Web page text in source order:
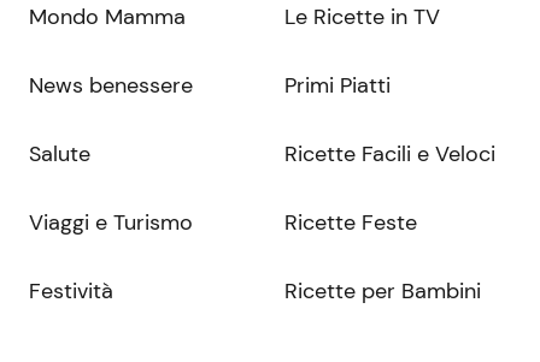
Mondo Mamma
News benessere
Salute
Viaggi e Turismo
Festività
Le Ricette in TV
Primi Piatti
Ricette Facili e Veloci
Ricette Feste
Ricette per Bambini